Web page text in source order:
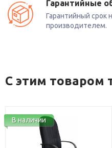
Гарантийные
Гарантийный срок
производителем.
С этим товаром
Новинка!
В наличии